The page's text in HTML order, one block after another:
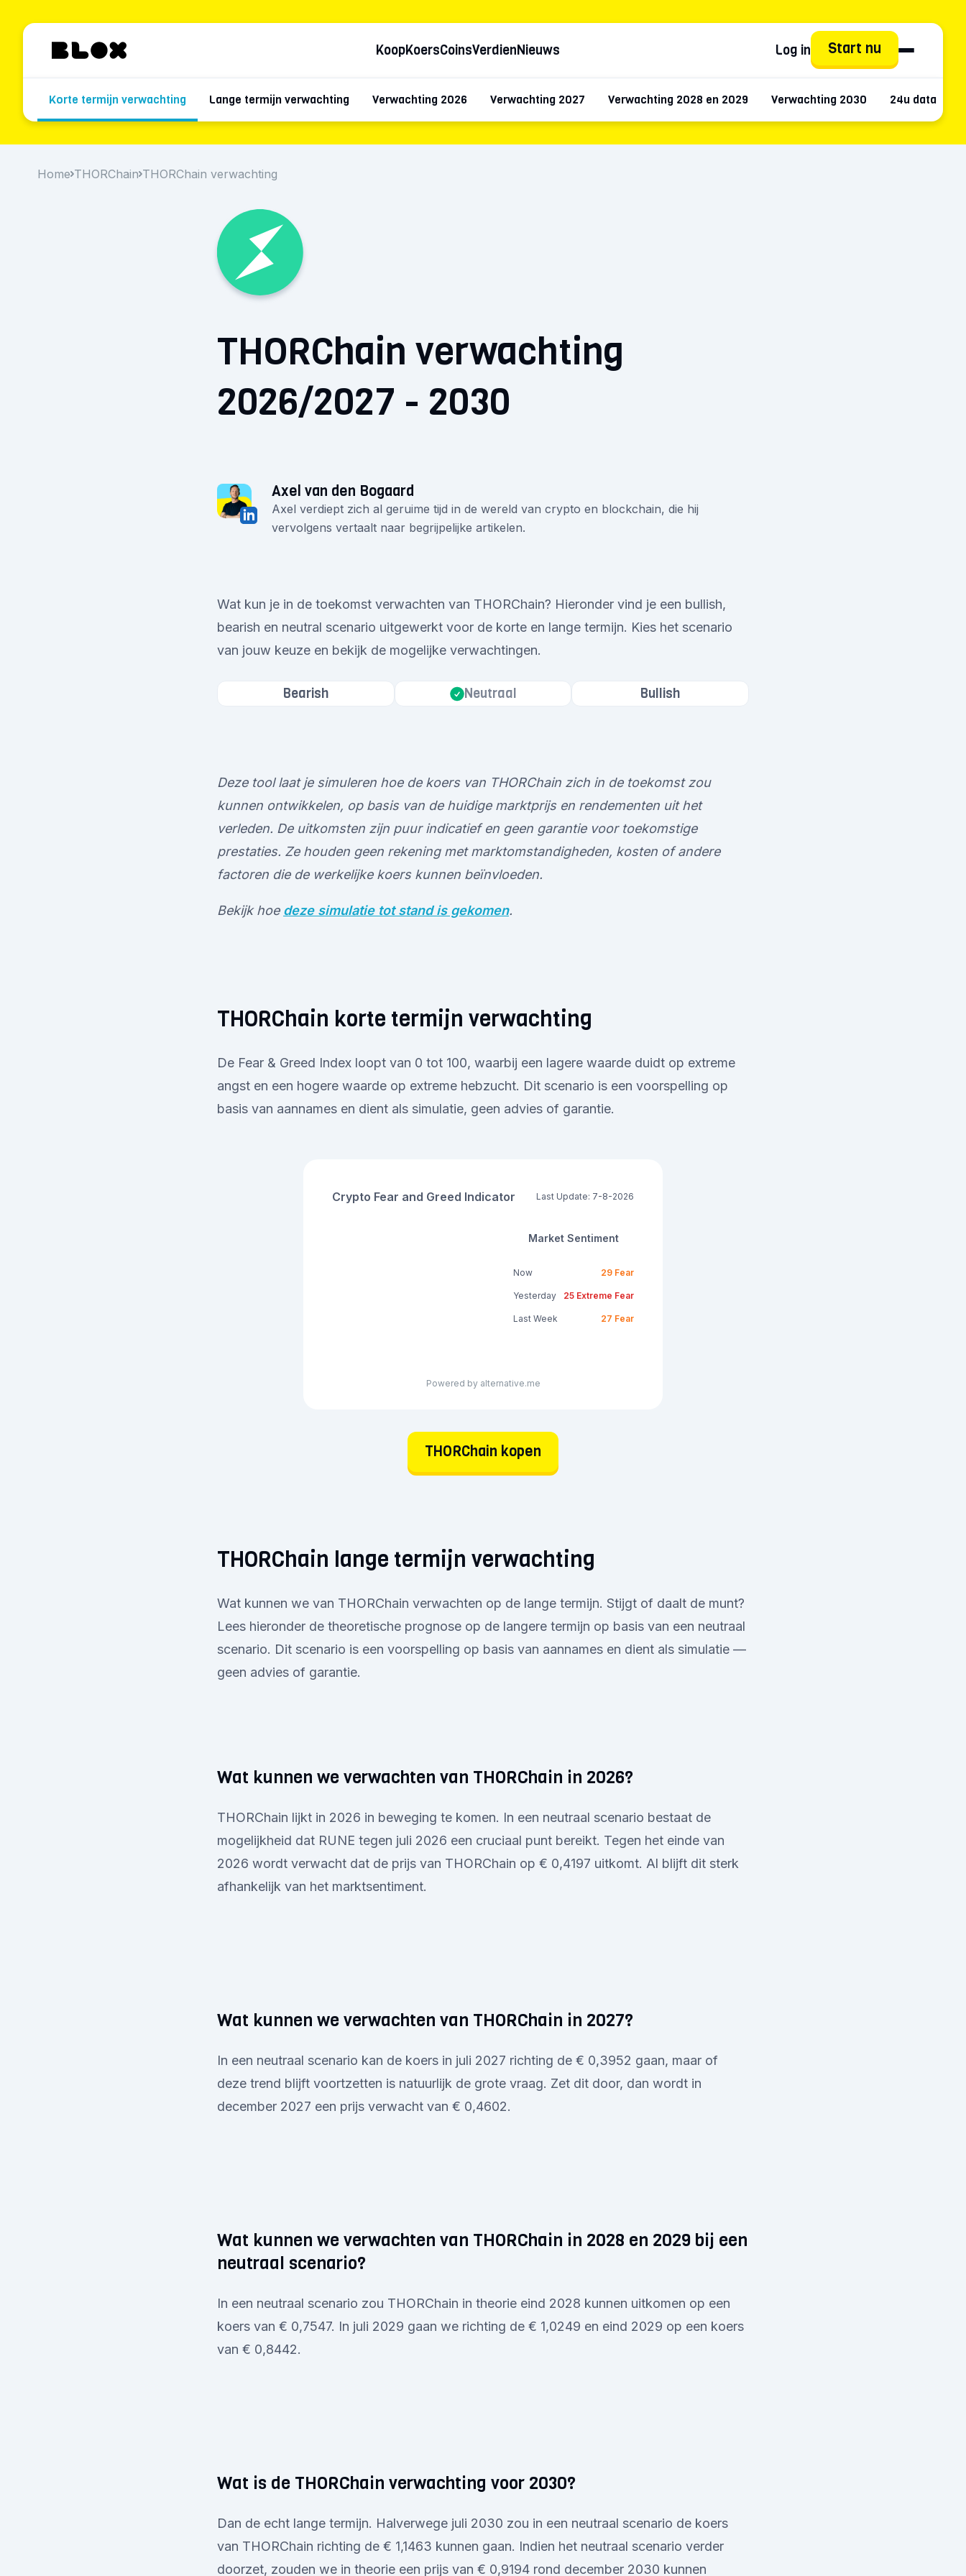
KoopKoersCoinsVerdienNieuws Log in Start nu
Korte termijn verwachting Lange termijn verwachting Verwachting 2026 Verwachting 2027 Verwachting 2028 en 2029 Verwachting 2030 24u data
Home THORChain THORChain verwachting
THORChain verwachting
2026/2027 - 2030
Axel van den Bogaard
Axel verdiept zich al geruime tijd in de wereld van crypto en blockchain, die hij
vervolgens vertaalt naar begrijpelijke artikelen.
Wat kun je in de toekomst verwachten van THORChain? Hieronder vind je een bullish,
bearish en neutral scenario uitgewerkt voor de korte en lange termijn. Kies het scenario
van jouw keuze en bekijk de mogelijke verwachtingen.
Bearish Neutraal Bullish
Deze tool laat je simuleren hoe de koers van THORChain zich in de toekomst zou
kunnen ontwikkelen, op basis van de huidige marktprijs en rendementen uit het
verleden. De uitkomsten zijn puur indicatief en geen garantie voor toekomstige
prestaties. Ze houden geen rekening met marktomstandigheden, kosten of andere
factoren die de werkelijke koers kunnen beïnvloeden.
Bekijk hoe deze simulatie tot stand is gekomen.
THORChain korte termijn verwachting
De Fear & Greed Index loopt van 0 tot 100, waarbij een lagere waarde duidt op extreme
angst en een hogere waarde op extreme hebzucht. Dit scenario is een voorspelling op
basis van aannames en dient als simulatie, geen advies of garantie.
Crypto Fear and Greed Indicator Last Update: 7-8-2026
Market Sentiment
Now 29 Fear
Yesterday 25 Extreme Fear
Last Week 27 Fear
Powered by alternative.me
THORChain kopen
THORChain lange termijn verwachting
Wat kunnen we van THORChain verwachten op de lange termijn. Stijgt of daalt de munt?
Lees hieronder de theoretische prognose op de langere termijn op basis van een neutraal
scenario. Dit scenario is een voorspelling op basis van aannames en dient als simulatie —
geen advies of garantie.
Wat kunnen we verwachten van THORChain in 2026?
THORChain lijkt in 2026 in beweging te komen. In een neutraal scenario bestaat de
mogelijkheid dat RUNE tegen juli 2026 een cruciaal punt bereikt. Tegen het einde van
2026 wordt verwacht dat de prijs van THORChain op € 0,4197 uitkomt. Al blijft dit sterk
afhankelijk van het marktsentiment.
Wat kunnen we verwachten van THORChain in 2027?
In een neutraal scenario kan de koers in juli 2027 richting de € 0,3952 gaan, maar of
deze trend blijft voortzetten is natuurlijk de grote vraag. Zet dit door, dan wordt in
december 2027 een prijs verwacht van € 0,4602.
Wat kunnen we verwachten van THORChain in 2028 en 2029 bij een
neutraal scenario?
In een neutraal scenario zou THORChain in theorie eind 2028 kunnen uitkomen op een
koers van € 0,7547. In juli 2029 gaan we richting de € 1,0249 en eind 2029 op een koers
van € 0,8442.
Wat is de THORChain verwachting voor 2030?
Dan de echt lange termijn. Halverwege juli 2030 zou in een neutraal scenario de koers
van THORChain richting de € 1,1463 kunnen gaan. Indien het neutraal scenario verder
doorzet, zouden we in theorie een prijs van € 0,9194 rond december 2030 kunnen